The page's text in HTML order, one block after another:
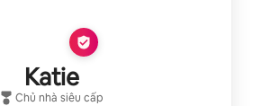
Katie
Chủ nhà siêu cấp